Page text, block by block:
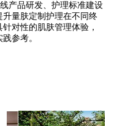
产品研发、护理标准建设
量肤定制护理在不同终
对性的肌肤管理体验，
参考。